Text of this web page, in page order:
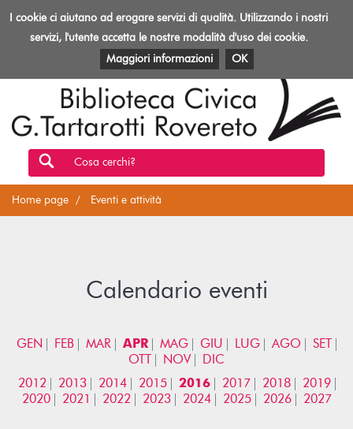
Toggle
Biblioteca
Rovereto
EVENTI E ATTIVITÀ PATRIMONIO E RISORSE
Cosa cerchi?
Home page Eventi e attività
Calendario eventi
GEN FEB MAR APR MAG GIU LUG AGO
SET
OTT
NOV
DIC
2012
2013 2014 2015 2016 2017 2018
2019
2020
2021 2022 2023 2024 2025 2026 2027
I cookie ci aiutano ad erogare servizi di qualità. Utilizzando i nostri
servizi, l'utente accetta le nostre modalità d'uso dei cookie.
Maggiori informazioni
OK